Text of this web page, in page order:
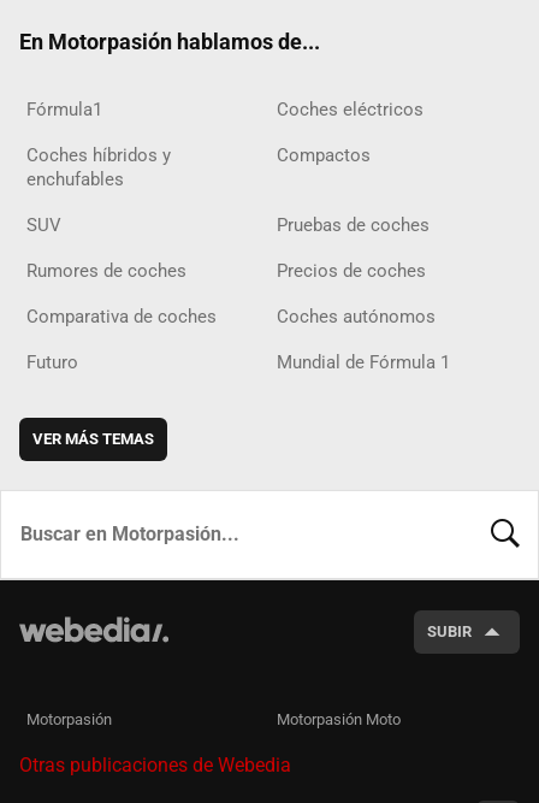
En Motorpasión hablamos de...
Fórmula1 Coches eléctricos
Coches híbridos y
enchufables
Compactos
SUV Pruebas de coches
Rumores de coches Precios de coches
Comparativa de coches Coches autónomos
Futuro Mundial de Fórmula 1
VER MÁS TEMAS
SUBIR
Motorpasión Motorpasión Moto
Otras publicaciones de Webedia